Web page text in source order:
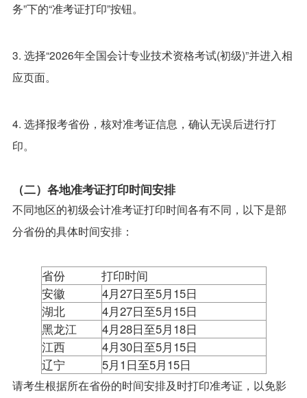
务”下的“准考证打印”按钮。
3. 选择“2026年全国会计专业技术资格考试(初级)”并进入相
应页面。
4. 选择报考省份，核对准考证信息，确认无误后进行打
印。
（二）各地准考证打印时间安排
不同地区的初级会计准考证打印时间各有不同，以下是部
分省份的具体时间安排：
省份
打印时间
安徽
4月27日至5月15日
湖北
4月27日至5月15日
黑龙江
4月28日至5月18日
江西
4月30日至5月15日
辽宁
5月1日至5月15日
请考生根据所在省份的时间安排及时打印准考证，以免影